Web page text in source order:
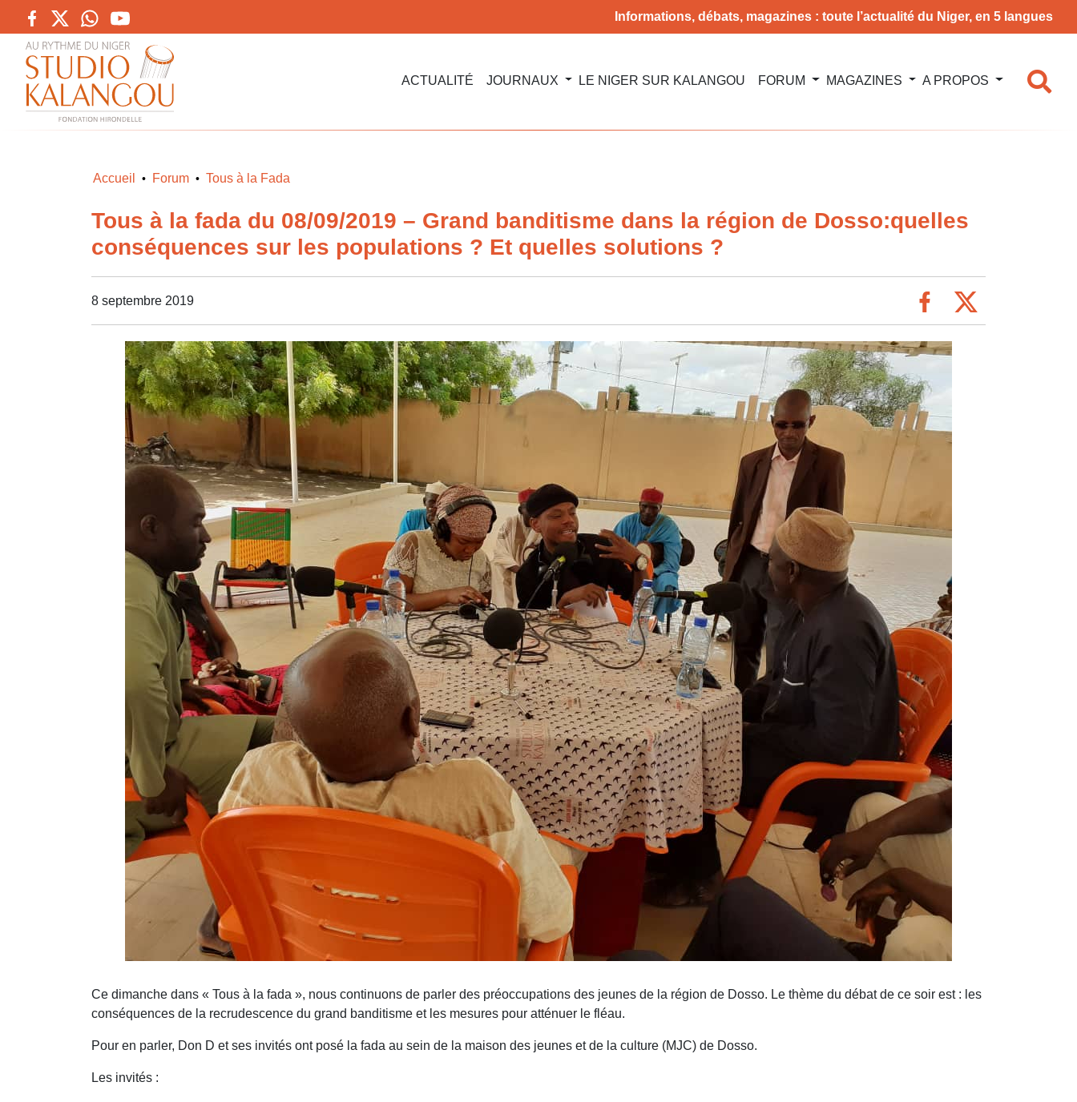
Informations, débats, magazines : toute l’actualité du Niger, en 5 langues
ACTUALITÉ JOURNAUX LE NIGER SUR KALANGOU FORUM MAGAZINES A PROPOS
Accueil • Forum • Tous à la Fada
Tous à la fada du 08/09/2019 – Grand banditisme dans la région de Dosso:quelles
conséquences sur les populations ? Et quelles solutions ?
8 septembre 2019
Ce dimanche dans « Tous à la fada », nous continuons de parler des préoccupations des jeunes de la région de Dosso. Le thème du débat de ce soir est : les
conséquences de la recrudescence du grand banditisme et les mesures pour atténuer le fléau.
Pour en parler, Don D et ses invités ont posé la fada au sein de la maison des jeunes et de la culture (MJC) de Dosso.
Les invités :